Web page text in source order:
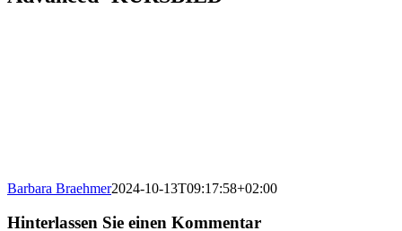
Barbara Braehmer2024-10-13T09:17:58+02:00
Hinterlassen Sie einen Kommentar